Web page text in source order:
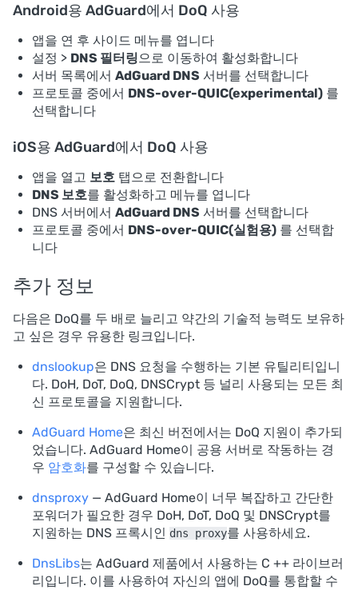
Android용 AdGuard에서 DoQ 사용
앱을 연 후 사이드 메뉴를 엽니다
설정 > DNS 필터링으로 이동하여 활성화합니다
서버 목록에서 AdGuard DNS 서버를 선택합니다
프로토콜 중에서 DNS-over-QUIC(experimental) 를
선택합니다
iOS용 AdGuard에서 DoQ 사용
앱을 열고 보호 탭으로 전환합니다
DNS 보호를 활성화하고 메뉴를 엽니다
DNS 서버에서 AdGuard DNS 서버를 선택합니다
프로토콜 중에서 DNS-over-QUIC(실험용) 를 선택합
니다
추가 정보
다음은 DoQ를 두 배로 늘리고 약간의 기술적 능력도 보유하
고 싶은 경우 유용한 링크입니다.
dnslookup은 DNS 요청을 수행하는 기본 유틸리티입니
다. DoH, DoT, DoQ, DNSCrypt 등 널리 사용되는 모든 최
신 프로토콜을 지원합니다.
AdGuard Home은 최신 버전에서는 DoQ 지원이 추가되
었습니다. AdGuard Home이 공용 서버로 작동하는 경
우 암호화를 구성할 수 있습니다.
dnsproxy — AdGuard Home이 너무 복잡하고 간단한
포워더가 필요한 경우 DoH, DoT, DoQ 및 DNSCrypt를
지원하는 DNS 프록시인 dns proxy를 사용하세요.
DnsLibs는 AdGuard 제품에서 사용하는 C ++ 라이브러
리입니다. 이를 사용하여 자신의 앱에 DoQ를 통합할 수